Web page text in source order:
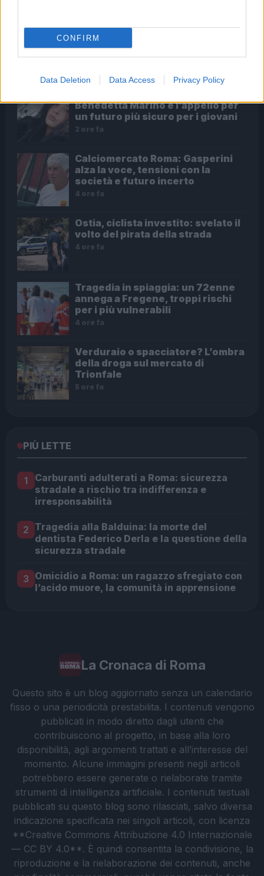
CONFIRM
Data Deletion Data Access Privacy Policy
Benedetta Marino e l’appello per
un futuro più sicuro per i giovani
2 ore fa
Calciomercato Roma: Gasperini
alza la voce, tensioni con la
società e futuro incerto
4 ore fa
Ostia, ciclista investito: svelato il
volto del pirata della strada
4 ore fa
Tragedia in spiaggia: un 72enne
annega a Fregene, troppi rischi
per i più vulnerabili
4 ore fa
Verduraio o spacciatore? L’ombra
della droga sul mercato di
Trionfale
5 ore fa
PIÙ LETTE
1
Carburanti adulterati a Roma: sicurezza
stradale a rischio tra indifferenza e
irresponsabilità
2 Tragedia alla Balduina: la morte del
dentista Federico Derla e la questione della
sicurezza stradale
3 Omicidio a Roma: un ragazzo sfregiato con
l’acido muore, la comunità in apprensione
La Cronaca di Roma
Questo sito è un blog aggiornato senza un calendario
fisso o una periodicità prestabilita. I contenuti vengono
pubblicati in modo diretto dagli utenti che
contribuiscono al progetto, in base alla loro
disponibilità, agli argomenti trattati e all’interesse del
momento. Alcune immagini presenti negli articoli
potrebbero essere generate o rielaborate tramite
strumenti di intelligenza artificiale. I contenuti testuali
pubblicati su questo blog sono rilasciati, salvo diversa
indicazione specificata nei singoli articoli, con licenza
**Creative Commons Attribuzione 4.0 Internazionale
— CC BY 4.0**. È quindi consentita la condivisione, la
riproduzione e la rielaborazione dei contenuti, anche